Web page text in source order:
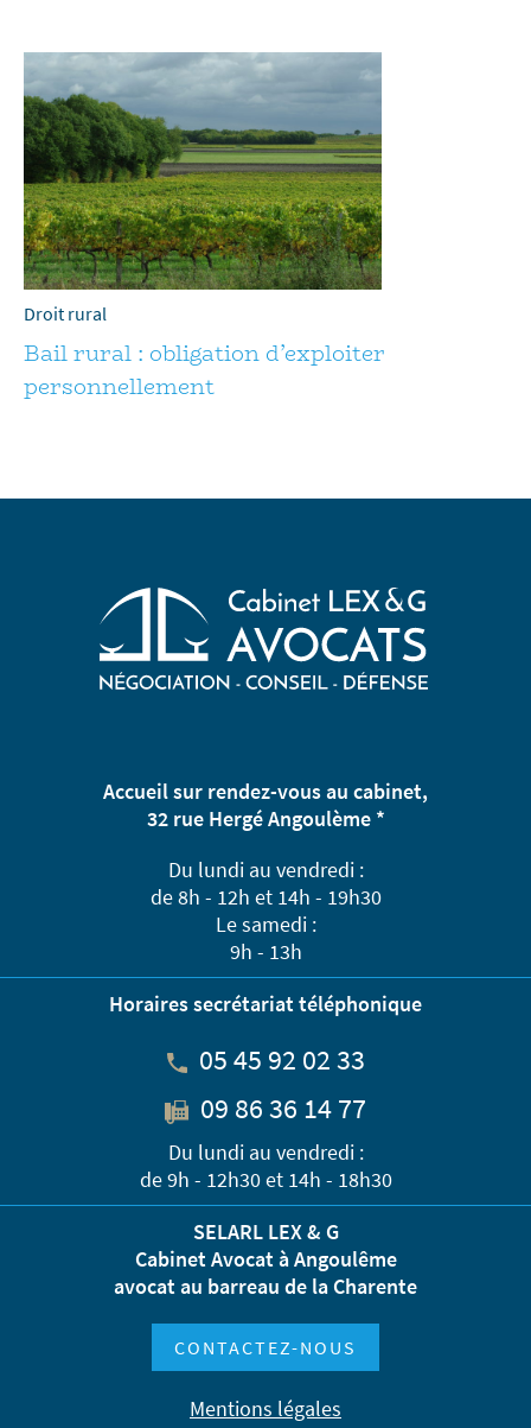
Droit rural
Bail rural : obligation d’exploiter
personnellement
Accueil sur rendez-vous au cabinet,
32 rue Hergé Angoulème *
Du lundi au vendredi :
de 8h - 12h et 14h - 19h30
Le samedi :
9h - 13h
Horaires secrétariat téléphonique
05 45 92 02 33
09 86 36 14 77
Du lundi au vendredi :
de 9h - 12h30 et 14h - 18h30
SELARL LEX & G
Cabinet Avocat à Angoulême
avocat au barreau de la Charente
CONTACTEZ-NOUS
Mentions légales